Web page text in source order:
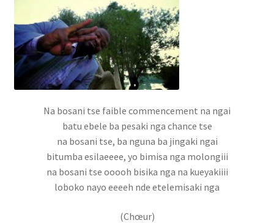
Apprentissage
Boutique
cabinet gestion hopital
demande de pub
Facturation de séjour
Na bosani tse faible commencement na ngai
batu ebele ba pesaki nga chance tse
na bosani tse, ba nguna ba jingaki ngai
bitumba esilaeeee, yo bimisa nga molongiii
na bosani tse ooooh bisika nga na kueyakiiii
loboko nayo eeeeh nde etelemisaki nga
(Chœur)